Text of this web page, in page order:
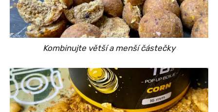
Kombinujte větší a menší částečky